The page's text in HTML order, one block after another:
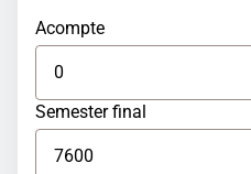
Acompte
Semester final